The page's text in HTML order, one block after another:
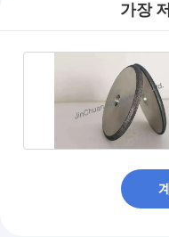
가장